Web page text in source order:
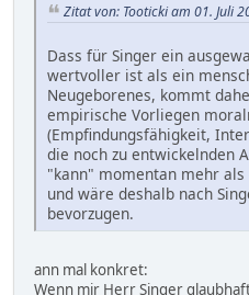
Zitat von: Tooticki am 01. Juli
Dass für Singer ein
wertvoller ist als ein
Neugeborenes, kommt
empirische Vorliegen
(Empfindungsfähigkeit,
die noch zu entwickelnden
"kann" momentan mehr
und wäre deshalb nach
bevorzugen.
ann mal konkret:
Wenn mir Herr Singer